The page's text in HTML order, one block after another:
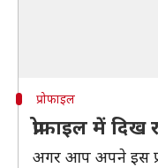
प्रोफाइल
प्रोफाइल में
अगर आप अपने इस